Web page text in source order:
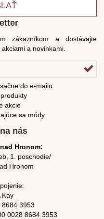
zákazníkom a dostávajte
a novinkami.
do e-mailu:
akcie
sa módy
nás
Hronom:
1. poschodie/
Hronom
Kay
8684 3953
0028 8684 3953